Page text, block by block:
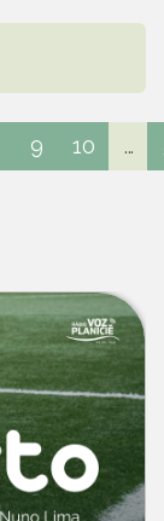
9 10 ...